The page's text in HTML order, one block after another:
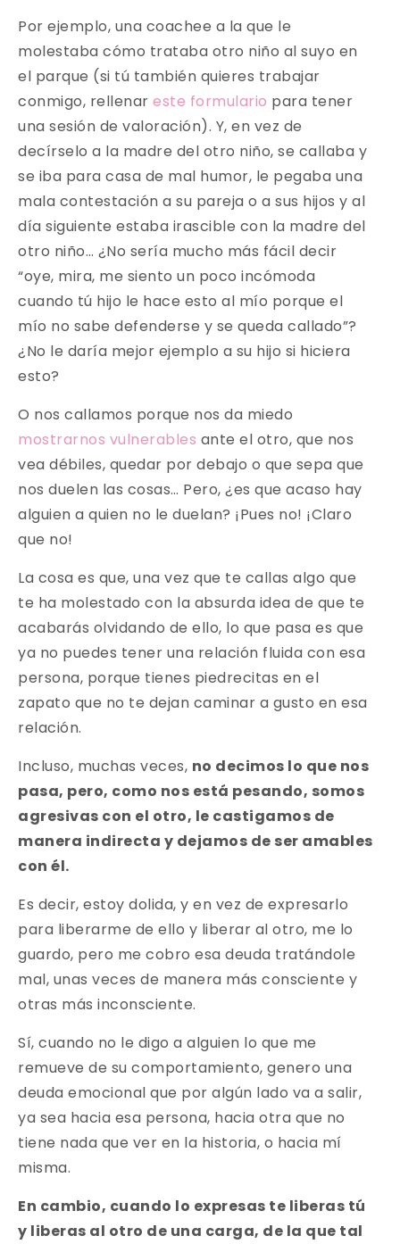
Por ejemplo, una coachee a la que le
molestaba cómo trataba otro niño al suyo en
el parque (si tú también quieres trabajar
conmigo, rellenar este formulario para tener
una sesión de valoración). Y, en vez de
decírselo a la madre del otro niño, se callaba y
se iba para casa de mal humor, le pegaba una
mala contestación a su pareja o a sus hijos y al
día siguiente estaba irascible con la madre del
otro niño… ¿No sería mucho más fácil decir
“oye, mira, me siento un poco incómoda
cuando tú hijo le hace esto al mío porque el
mío no sabe defenderse y se queda callado”?
¿No le daría mejor ejemplo a su hijo si hiciera
esto?
O nos callamos porque nos da miedo
mostrarnos vulnerables ante el otro, que nos
vea débiles, quedar por debajo o que sepa que
nos duelen las cosas… Pero, ¿es que acaso hay
alguien a quien no le duelan? ¡Pues no! ¡Claro
que no!
La cosa es que, una vez que te callas algo que
te ha molestado con la absurda idea de que te
acabarás olvidando de ello, lo que pasa es que
ya no puedes tener una relación fluida con esa
persona, porque tienes piedrecitas en el
zapato que no te dejan caminar a gusto en esa
relación.
Incluso, muchas veces, no decimos lo que nos
pasa, pero, como nos está pesando, somos
agresivas con el otro, le castigamos de
manera indirecta y dejamos de ser amables
con él.
Es decir, estoy dolida, y en vez de expresarlo
para liberarme de ello y liberar al otro, me lo
guardo, pero me cobro esa deuda tratándole
mal, unas veces de manera más consciente y
otras más inconsciente.
Sí, cuando no le digo a alguien lo que me
remueve de su comportamiento, genero una
deuda emocional que por algún lado va a salir,
ya sea hacia esa persona, hacia otra que no
tiene nada que ver en la historia, o hacia mí
misma.
En cambio, cuando lo expresas te liberas tú
y liberas al otro de una carga, de la que tal